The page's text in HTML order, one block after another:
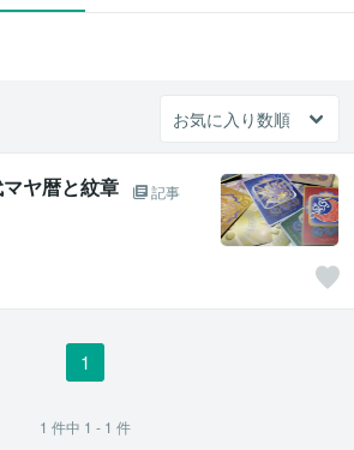
ヤ暦と紋章
記事
1
1 件中 1 - 1 件